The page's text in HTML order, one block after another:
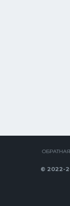
© 2022-